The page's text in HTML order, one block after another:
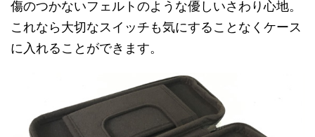
傷のつかないフェルトのような優しいさわり心地。
これなら大切なスイッチも気にすることなくケース
に入れることができます。